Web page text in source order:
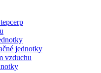
jednotky
vzduchu